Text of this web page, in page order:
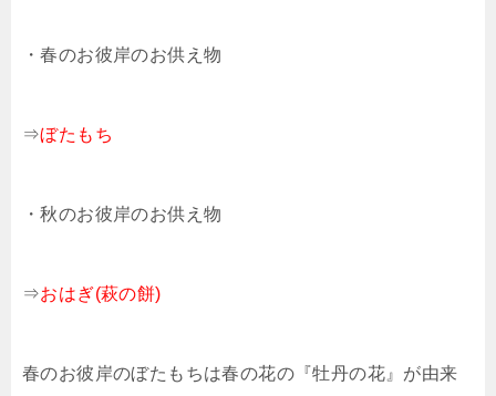
・春のお彼岸のお供え物
⇒ぼたもち
・秋のお彼岸のお供え物
⇒おはぎ(萩の餅)
春のお彼岸のぼたもちは春の花の『牡丹の花』が由来